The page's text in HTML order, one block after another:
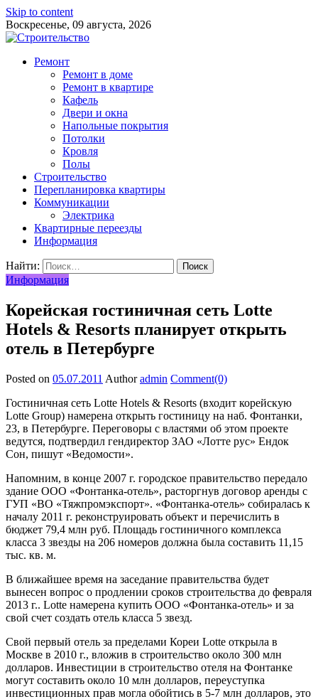
Skip to content
Воскресенье, 09 августа, 2026
Ремонт
Ремонт в доме
Ремонт в квартире
Кафель
Двери и окна
Напольные покрытия
Потолки
Кровля
Полы
Строительство
Перепланировка квартиры
Коммуникации
Электрика
Квартирные переезды
Информация
Найти:
Информация
Корейская гостиничная сеть Lotte
Hotels & Resorts планирует открыть
отель в Петербурге
Posted on 05.07.2011 Author admin Comment(0)
Гостиничная сеть Lotte Hotels & Resorts (входит корейскую
Lotte Group) намерена открыть гостиницу на наб. Фонтанки,
23, в Петербурге. Переговоры с властями об этом проекте
ведутся, подтвердил гендиректор ЗАО «Лотте рус» Ендок
Сон, пишут «Ведомости».
Напомним, в конце 2007 г. городское правительство передало
здание ООО «Фонтанка-отель», расторгнув договор аренды с
ГУП «ВО «Тяжпромэкспорт». «Фонтанка-отель» собиралась к
началу 2011 г. реконструировать объект и перечислить в
бюджет 79,4 млн руб. Площадь гостиничного комплекса
класса 3 звезды на 206 номеров должна была составить 11,15
тыс. кв. м.
В ближайшее время на заседание правительства будет
вынесен вопрос о продлении сроков строительства до февраля
2013 г.. Lotte намерена купить ООО «Фонтанка-отель» и за
свой счет создать отель класса 5 звезд.
Свой первый отель за пределами Кореи Lotte открыла в
Москве в 2010 г., вложив в строительство около 300 млн
долларов. Инвестиции в строительство отеля на Фонтанке
могут составить около 10 млн долларов, переуступка
инвестиционных прав могла обойтись в 5-7 млн долларов, это